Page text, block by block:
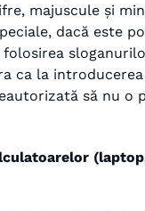
majuscule și
dacă este
folosirea
ca la
să nu o